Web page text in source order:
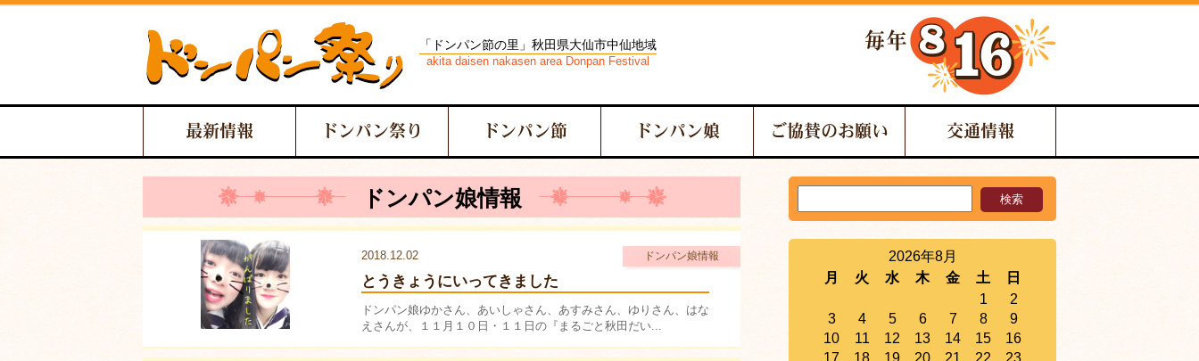
「ドンパン節の里」秋田県大仙市中仙地域
akita daisen nakasen area Donpan Festival
最新情報 ドンパン祭り ドンパン節 ドンパン娘 ご協賛のお願い 交通情報
ドンパン娘情報
2018.12.02 ドンパン娘情報
とうきょうにいってきました
ドンパン娘ゆかさん、あいしゃさん、あすみさん、ゆりさん、はな
えさんが、１１月１０日・１１日の『まるごと秋田だい...
2026年8月
月
火 水 木 金 土
日
1
2
3
4 5 6 7 8
9
10
11 12 13 14 15
16
17
18 19 20 21 22
23